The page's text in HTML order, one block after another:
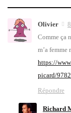
Olivier
Comme ça
m’a femme
https://
picard/
Répondre
Richard